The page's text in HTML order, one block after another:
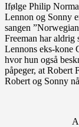
Ifølge Philip
Lennon og Sonny
sangen
Freeman har aldrig
Lennons eks-kone
hvor hun også
påpeger, at Robert
Robert og Sonny